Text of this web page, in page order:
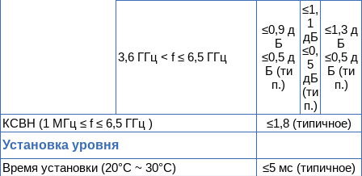
3,6 ГГц < f ≤ 6,5 ГГц
≤0,9 д
Б
≤0,5 д
Б (ти
п.)
≤1,
1
дБ
≤0,
5
дБ
(ти
п.)
≤1,3 д
Б
≤0,5 д
Б (ти
п.)
КСВН (1 МГц ≤ f ≤ 6,5 ГГц )
≤1,8 (типичное)
Установка уровня
Время установки (20°С ~ 30°С)
≤5 мс (типичное)